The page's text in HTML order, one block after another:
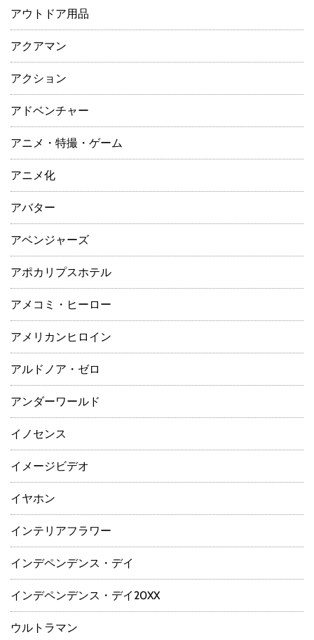
アウトドア用品
アクアマン
アクション
アドベンチャー
アニメ・特撮・ゲーム
アニメ化
アバター
アベンジャーズ
アポカリプスホテル
アメコミ・ヒーロー
アメリカンヒロイン
アルドノア・ゼロ
アンダーワールド
イノセンス
イメージビデオ
イヤホン
インテリアフラワー
インデペンデンス・デイ
インデペンデンス・デイ20XX
ウルトラマン